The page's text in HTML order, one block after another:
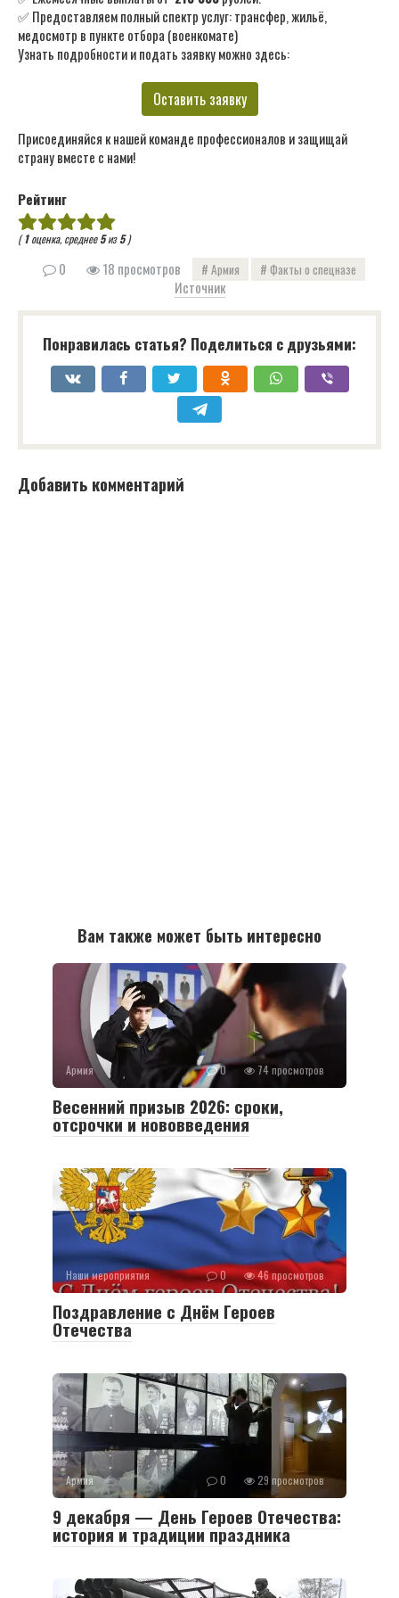
✅ Предоставляем полный спектр услуг: трансфер, жильё,
медосмотр в пункте отбора (военкомате)
Узнать подробности и подать заявку можно здесь:
Оставить заявку
Присоединяйся к нашей команде профессионалов и защищай
страну вместе с нами!
Рейтинг
(1оценка, среднее5из5)
0 18 просмотров Армия Факты о спецназе
Источник
Понравилась статья? Поделиться с друзьями:
Добавить комментарий
Вам также может быть интересно
Армия 0 74 просмотров
Весенний призыв 2026: сроки,
отсрочки и нововведения
Наши мероприятия 0 46 просмотров
Поздравление с Днём Героев
Отечества
Армия 0 29 просмотров
9 декабря — День Героев Отечества:
история и традиции праздника